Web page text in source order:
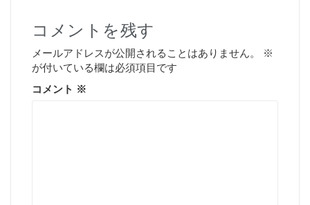
コメントを残す
メールアドレスが公開されることはありません。
※
が付いている欄は必須項目です
コメント ※